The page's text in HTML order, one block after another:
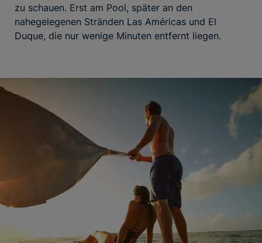
zu schauen. Erst am Pool, später an den
nahegelegenen Stränden Las Américas und El
Duque, die nur wenige Minuten entfernt liegen.